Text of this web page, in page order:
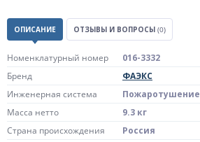
ОПИСАНИЕ ОТЗЫВЫ И ВОПРОСЫ (0)
Номенклатурный номер
016-3332
Бренд
ФАЭКС
Инженерная система
Пожаротушение
Масса нетто
9.3 кг
Страна происхождения
Россия